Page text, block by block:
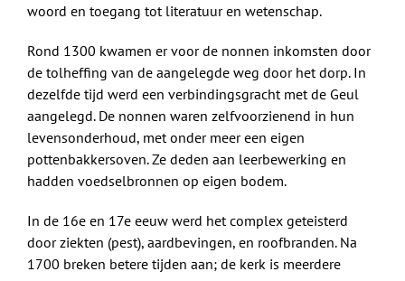
woord en toegang tot literatuur en wetenschap.
Rond 1300 kwamen er voor de nonnen inkomsten door
de tolheffing van de aangelegde weg door het dorp. In
dezelfde tijd werd een verbindingsgracht met de Geul
aangelegd. De nonnen waren zelfvoorzienend in hun
levensonderhoud, met onder meer een eigen
pottenbakkersoven. Ze deden aan leerbewerking en
hadden voedselbronnen op eigen bodem.
In de 16e en 17e eeuw werd het complex geteisterd
door ziekten (pest), aardbevingen, en roofbranden. Na
1700 breken betere tijden aan; de kerk is meerdere